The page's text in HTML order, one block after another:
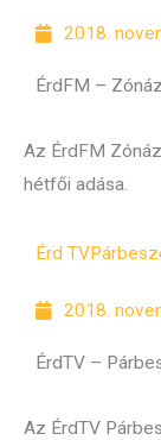
2018.
ÉrdFM –
Az ÉrdFM
hétfői adása.
Érd TV
2018.
ÉrdTV –
Az ÉrdTV